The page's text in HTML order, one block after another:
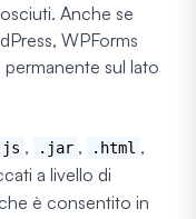
Anche se
WPForms
sul lato
, .jar , .html ,
a livello di
è consentito in